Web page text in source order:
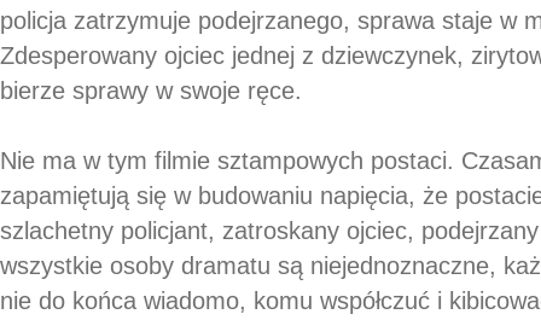
policja zatrzymuje podejrzanego, sprawa staje w
Zdesperowany ojciec jednej z dziewczynek,
bierze sprawy w swoje ręce.
Nie ma w tym filmie sztampowych postaci.
zapamiętują się w budowaniu napięcia, że
szlachetny policjant, zatroskany ojciec,
wszystkie osoby dramatu są niejednoznaczne,
nie do końca wiadomo, komu współczuć i